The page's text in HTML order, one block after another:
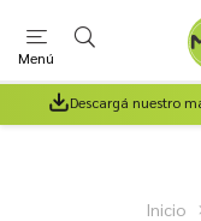
Menú
Descargá nuestro
Inicio